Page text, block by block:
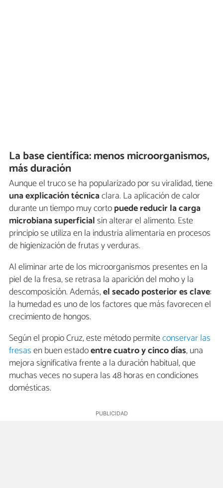
La base científica: menos microorganismos,
más duración
Aunque el truco se ha popularizado por su viralidad, tiene
una explicación técnicaclara. La aplicación de calor
durante un tiempo muy cortopuede reducir la carga
microbiana superficialsin alterar el alimento. Este
principio se utiliza en la industria alimentaria en procesos
de higienización de frutas y verduras.
Al eliminar arte de los microorganismos presentes en la
piel de la fresa, se retrasa la aparición del moho y la
descomposición. Además,el secado posterior es clave:
la humedad es uno de los factores que más favorecen el
crecimiento de hongos.
Según el propio Cruz, este método permiteconservar las
fresasen buen estadoentre cuatro y cinco días, una
mejora significativa frente a la duración habitual, que
muchas veces no supera las 48 horas en condiciones
domésticas.